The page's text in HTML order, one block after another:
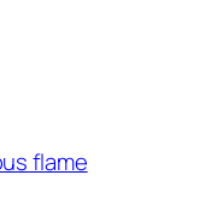
flame